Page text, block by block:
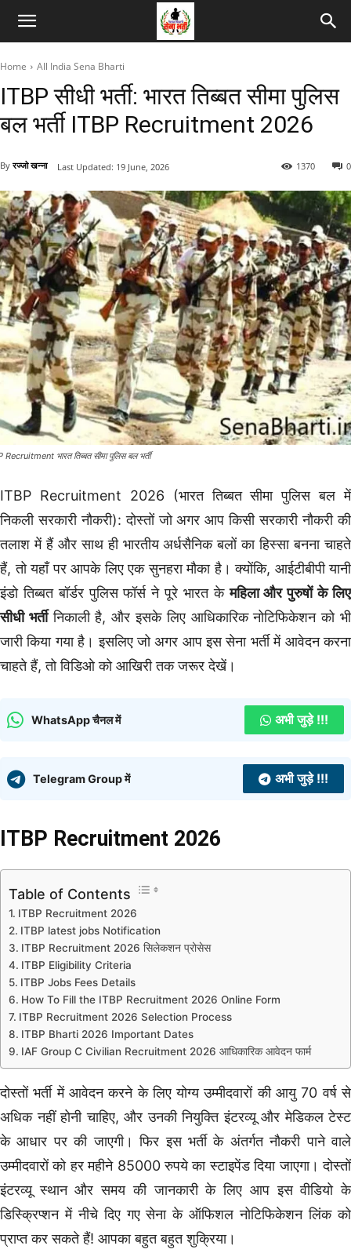
Home All India Sena Bharti
ITBP सीधी भर्ती: भारत तिब्बत सीमा पुलिस
बल भर्ती ITBP Recruitment 2026
By रज्जो खन्ना 0
1370
Last Updated: 19 June, 2026
Recruitment भारत तिब्बत सीमा पुलिस बल भर्ती
ITBP Recruitment 2026 (भारत तिब्बत सीमा पुलिस बल में
निकली सरकारी नौकरी): दोस्तों जो अगर आप किसी सरकारी नौकरी की
तलाश में हैं और साथ ही भारतीय अर्धसैनिक बलों का हिस्सा बनना चाहते
हैं, तो यहाँ पर आपके लिए एक सुनहरा मौका है। क्योंकि, आईटीबीपी यानी
इंडो तिब्बत बॉर्डर पुलिस फॉर्स ने पूरे भारत केमहिला और पुरुषों के लिए
सीधी भर्तीनिकाली है, और इसके लिए आधिकारिक नोटिफिकेशन को भी
जारी किया गया है। इसलिए जो अगर आप इस सेना भर्ती में आवेदन करना
चाहते हैं, तो विडिओ को आखिरी तक जरूर देखें।
WhatsApp चैनल में अभी जुड़े !!!
Telegram Group में अभी जुड़े !!!
ITBP Recruitment 2026
Table of Contents
ITBP Recruitment 2026
ITBP latest jobs Notification
ITBP Recruitment 2026 सिलेकशन प्रोसेस
ITBP Eligibility Criteria
ITBP Jobs Fees Details
How To Fill the ITBP Recruitment 2026 Online Form
ITBP Recruitment 2026 Selection Process
ITBP Bharti 2026 Important Dates
IAF Group C Civilian Recruitment 2026 आधिकारिक आवेदन फार्म
दोस्तों भर्ती में आवेदन करने के लिए योग्य उम्मीदवारों की आयु 70 वर्ष से
अधिक नहीं होनी चाहिए, और उनकी नियुक्ति इंटरव्यू और मेडिकल टेस्ट
के आधार पर की जाएगी। फिर इस भर्ती के अंतर्गत नौकरी पाने वाले
उम्मीदवारों को हर महीने 85000 रुपये का स्टाइपेंड दिया जाएगा। दोस्तों
इंटरव्यू स्थान और समय की जानकारी के लिए आप इस वीडियो के
डिस्क्रिप्शन में नीचे दिए गए सेना के ऑफिशल नोटिफिकेशन लिंक को
प्राप्त कर सकते हैं! आपका बहुत बहुत शुक्रिया।